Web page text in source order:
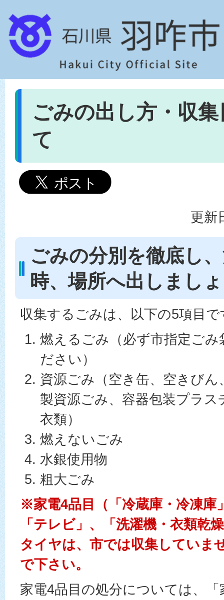
ごみの出し方・収
て
更新
ごみの分別を徹底し
時、場所へ出しまし
収集するごみは、以下の5項目で
燃えるごみ（必ず市指定ご
ださい）
資源ごみ（空き缶、空きび
製資源ごみ、容器包装プラス
衣類）
燃えないごみ
水銀使用物
粗大ごみ
※家電4品目（「冷蔵庫・冷凍庫
「テレビ」、「洗濯機・衣類乾
タイヤは、市では収集していま
で下さい。
家電4品目の処分については、